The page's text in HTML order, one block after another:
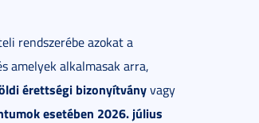
rendszerébe azokat a
amelyek alkalmasak arra,
érettségi bizonyítványvagy
esetében 2026. július